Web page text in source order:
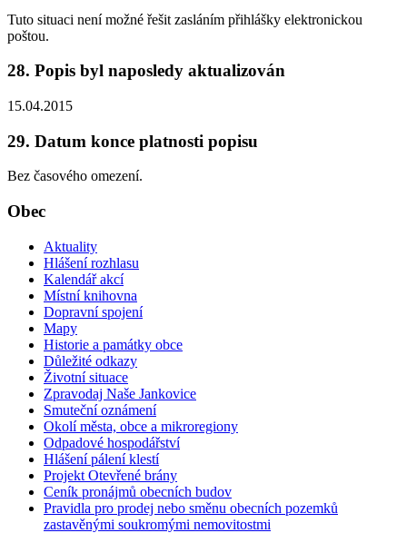
Tuto situaci není možné řešit zasláním přihlášky elektronickou
poštou.
28. Popis byl naposledy aktualizován
15.04.2015
29. Datum konce platnosti popisu
Bez časového omezení.
Obec
Aktuality
Hlášení rozhlasu
Kalendář akcí
Místní knihovna
Dopravní spojení
Mapy
Historie a památky obce
Důležité odkazy
Životní situace
Zpravodaj Naše Jankovice
Smuteční oznámení
Okolí města, obce a mikroregiony
Odpadové hospodářství
Hlášení pálení klestí
Projekt Otevřené brány
Ceník pronájmů obecních budov
Pravidla pro prodej nebo směnu obecních pozemků
zastavěnými soukromými nemovitostmi